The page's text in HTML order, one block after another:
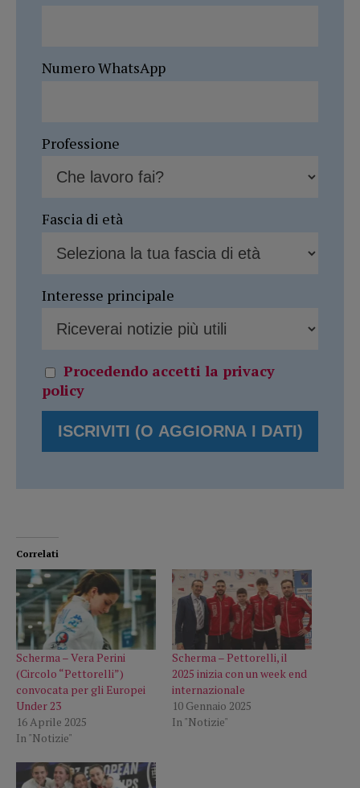
Numero WhatsApp
Professione
Fascia di età
Interesse principale
Procedendo accetti la privacy
policy
Correlati
Scherma – Vera Perini
(Circolo “Pettorelli”)
convocata per gli Europei
Under 23
16 Aprile 2025
In "Notizie"
Scherma – Pettorelli, il
2025 inizia con un week end
internazionale
10 Gennaio 2025
In "Notizie"